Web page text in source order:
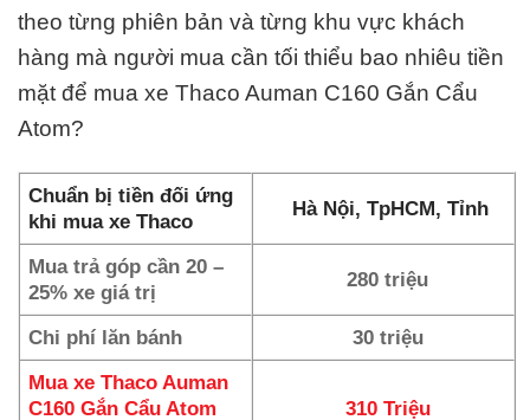
theo từng phiên bản và từng khu vực khách
hàng mà người mua cần tối thiểu bao nhiêu tiền
mặt để mua xe Thaco Auman C160 Gắn Cẩu
Atom?
Chuẩn bị tiền đối ứng
khi mua xe Thaco
Hà Nội, TpHCM, Tỉnh
Mua trả góp cần 20 –
25% xe giá trị
280 triệu
Chi phí lăn bánh
30 triệu
Mua xe Thaco Auman
C160 Gắn Cẩu Atom
310 Triệu